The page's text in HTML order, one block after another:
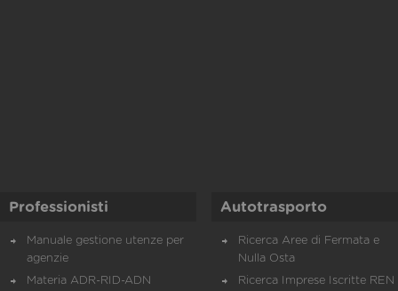
Professionisti
Manuale gestione utenze per
agenzie
Materia ADR-RID-ADN
Autotrasporto
Ricerca Aree di Fermata e
Nulla Osta
Ricerca Imprese Iscritte REN